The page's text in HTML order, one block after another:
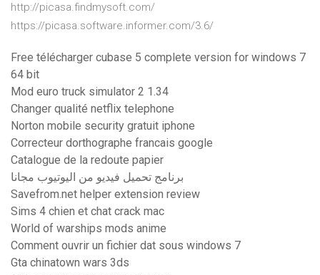
http://picasa.findmysoft.com/
https://picasa.software.informer.com/3.6/
Free télécharger cubase 5 complete version for windows 7
64 bit
Mod euro truck simulator 2 1.34
Changer qualité netflix telephone
Norton mobile security gratuit iphone
Correcteur dorthographe francais google
Catalogue de la redoute papier
برنامج تحميل فيديو من اليوتيوب مجانا
Savefrom.net helper extension review
Sims 4 chien et chat crack mac
World of warships mods anime
Comment ouvrir un fichier dat sous windows 7
Gta chinatown wars 3ds